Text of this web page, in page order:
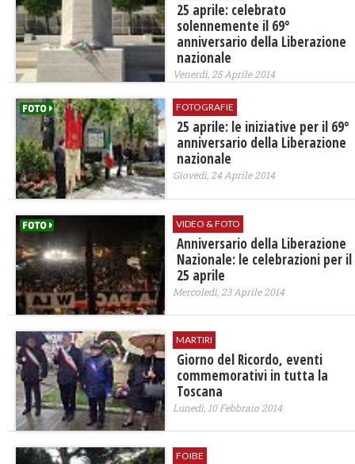
25 aprile: celebrato
solennemente il 69°
anniversario della Liberazione
nazionale
Venerdì, 25 Aprile 2014
FOTOGRAFIE
25 aprile: le iniziative per il 69°
anniversario della Liberazione
nazionale
Giovedì, 24 Aprile 2014
VIDEO & FOTO
Anniversario della Liberazione
Nazionale: le celebrazioni per il
25 aprile
Mercoledì, 23 Aprile 2014
MARTIRI
Giorno del Ricordo, eventi
commemorativi in tutta la
Toscana
Lunedì, 10 Febbraio 2014
FOIBE